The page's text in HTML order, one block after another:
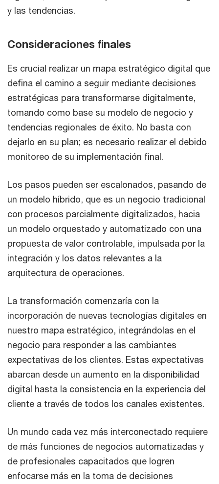
y las tendencias.
Consideraciones finales
Es crucial realizar un mapa estratégico digital que
defina el camino a seguir mediante decisiones
estratégicas para transformarse digitalmente,
tomando como base su modelo de negocio y
tendencias regionales de éxito. No basta con
dejarlo en su plan; es necesario realizar el debido
monitoreo de su implementación final.
Los pasos pueden ser escalonados, pasando de
un modelo híbrido, que es un negocio tradicional
con procesos parcialmente digitalizados, hacia
un modelo orquestado y automatizado con una
propuesta de valor controlable, impulsada por la
integración y los datos relevantes a la
arquitectura de operaciones.
La transformación comenzaría con la
incorporación de nuevas tecnologías digitales en
nuestro mapa estratégico, integrándolas en el
negocio para responder a las cambiantes
expectativas de los clientes. Estas expectativas
abarcan desde un aumento en la disponibilidad
digital hasta la consistencia en la experiencia del
cliente a través de todos los canales existentes.
Un mundo cada vez más interconectado requiere
de más funciones de negocios automatizadas y
de profesionales capacitados que logren
enfocarse más en la toma de decisiones